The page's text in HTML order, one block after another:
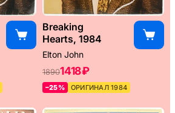
Breaking
Hearts, 1984
Elton John
18901418 ₽
–25% ОРИГИНАЛ 1984